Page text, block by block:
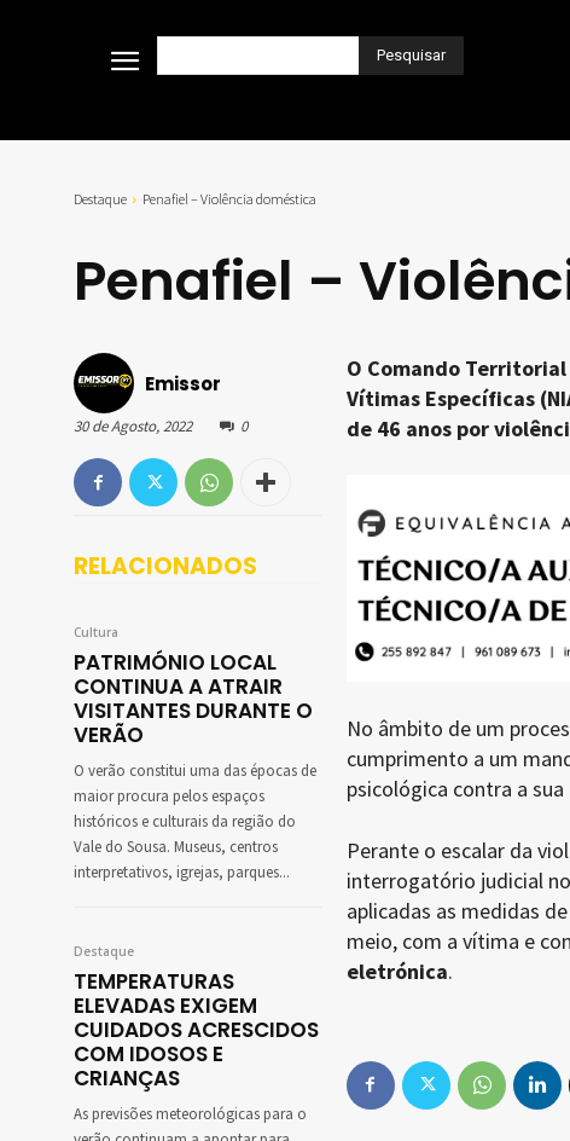
Pesquisar
Destaque Penafiel – Violência doméstica
Penafiel –
Emissor
30 de Agosto, 2022 0
RELACIONADOS
Cultura
PATRIMÓNIO LOCAL
CONTINUA A ATRAIR
VISITANTES DURANTE O
VERÃO
O verão constitui uma das épocas de
maior procura pelos espaços
históricos e culturais da região do
Vale do Sousa. Museus, centros
interpretativos, igrejas, parques...
Destaque
TEMPERATURAS
ELEVADAS EXIGEM
CUIDADOS ACRESCIDOS
COM IDOSOS E
CRIANÇAS
As previsões meteorológicas para o
O Comando
Vítimas Específicas
de 46 anos por
No âmbito de um
cumprimento a um
psicológica contra a sua
Perante o escalar da
interrogatório judicial
aplicadas as medidas
meio, com a vítima e
eletrónica.